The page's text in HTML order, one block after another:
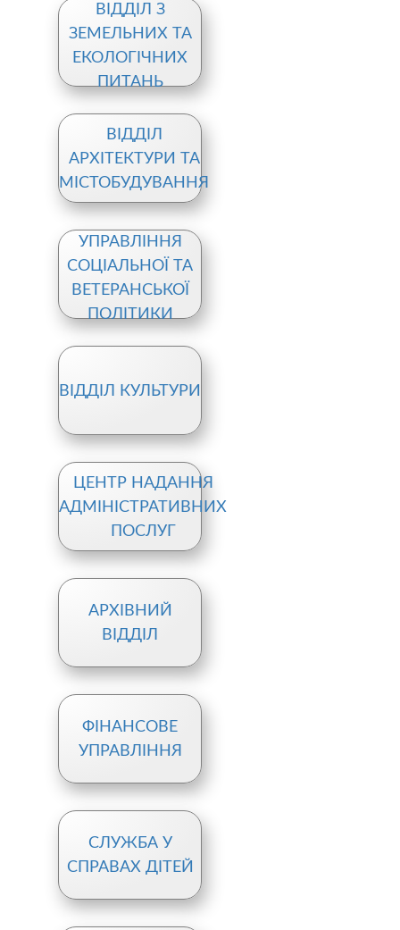
ВІДДІЛ З
ЗЕМЕЛЬНИХ ТА
ЕКОЛОГІЧНИХ
ПИТАНЬ
ВІДДІЛ
АРХІТЕКТУРИ ТА
МІСТОБУДУВАННЯ
УПРАВЛІННЯ
СОЦІАЛЬНОЇ ТА
ВЕТЕРАНСЬКОЇ
ПОЛІТИКИ
ВІДДІЛ КУЛЬТУРИ
ЦЕНТР НАДАННЯ
АДМІНІСТРАТИВНИХ
ПОСЛУГ
АРХІВНИЙ
ВІДДІЛ
ФІНАНСОВЕ
УПРАВЛІННЯ
СЛУЖБА У
СПРАВАХ ДІТЕЙ